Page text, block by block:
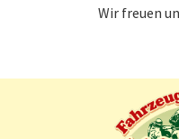
Wir freuen